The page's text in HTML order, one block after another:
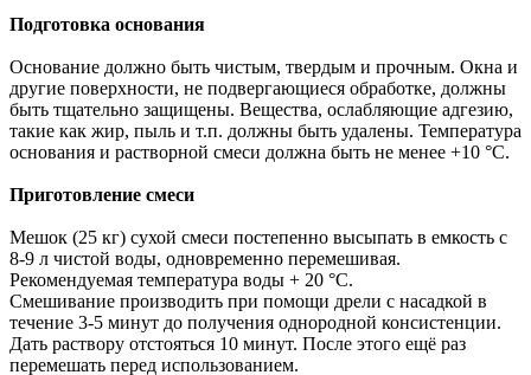
Подготовка основания
Основание должно быть чистым, твердым и прочным. Окна и
другие поверхности, не подвергающиеся обработке, должны
быть тщательно защищены. Вещества, ослабляющие адгезию,
такие как жир, пыль и т.п. должны быть удалены. Температура
основания и растворной смеси должна быть не менее +10 °С.
Приготовление смеси
Мешок (25 кг) сухой смеси постепенно высыпать в емкость с
8-9 л чистой воды, одновременно перемешивая.
Рекомендуемая температура воды + 20 °С.
Смешивание производить при помощи дрели с насадкой в
течение 3-5 минут до получения однородной консистенции.
Дать раствору отстояться 10 минут. После этого ещё раз
перемешать перед использованием.